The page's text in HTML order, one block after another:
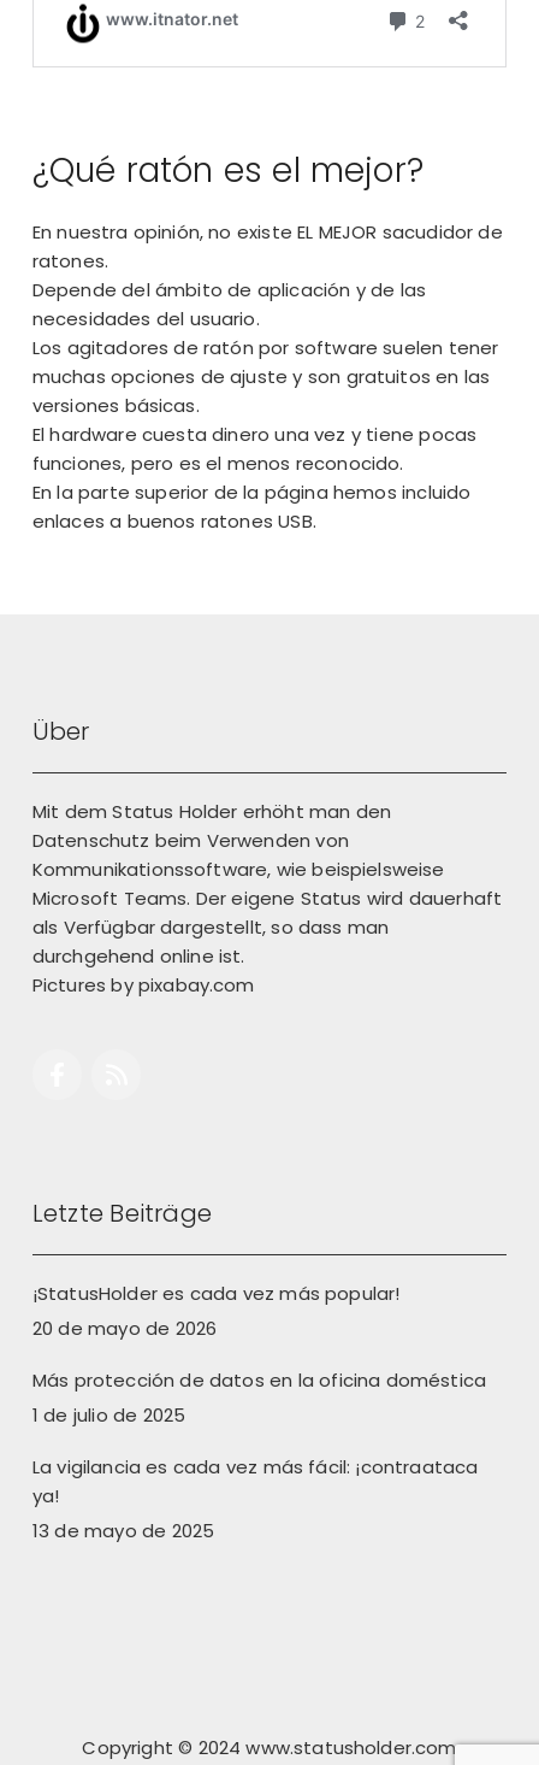
¿Qué ratón es el mejor?
En nuestra opinión, no existe EL MEJOR sacudidor de
ratones.
Depende del ámbito de aplicación y de las
necesidades del usuario.
Los agitadores de ratón por software suelen tener
muchas opciones de ajuste y son gratuitos en las
versiones básicas.
El hardware cuesta dinero una vez y tiene pocas
funciones, pero es el menos reconocido.
En la parte superior de la página hemos incluido
enlaces a buenos ratones USB.
Über
Mit dem Status Holder erhöht man den
Datenschutz beim Verwenden von
Kommunikationssoftware, wie beispielsweise
Microsoft Teams. Der eigene Status wird dauerhaft
als Verfügbar dargestellt, so dass man
durchgehend online ist.
Pictures bypixabay.com
Letzte Beiträge
¡StatusHolder es cada vez más popular!
20 de mayo de 2026
Más protección de datos en la oficina doméstica
1 de julio de 2025
La vigilancia es cada vez más fácil: ¡contraataca
ya!
13 de mayo de 2025
Copyright © 2024 www.statusholder.com